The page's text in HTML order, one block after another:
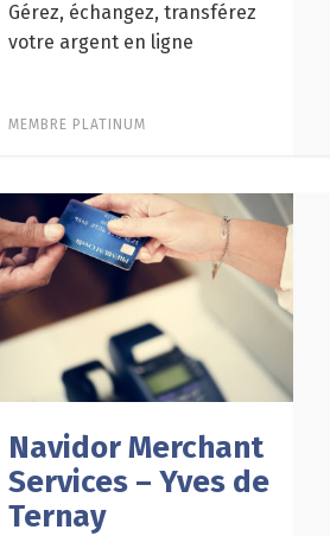
Gérez, échangez, transférez
votre argent en ligne
MEMBRE PLATINUM
Navidor Merchant
Services – Yves de
Ternay